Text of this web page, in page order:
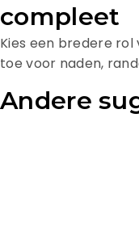
compleet
Kies een bredere
toe voor naden,
Andere